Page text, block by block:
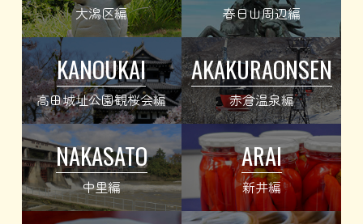
大潟区編 春日山周辺編
KANOUKAI
高田城址公園観桜会編
AKAKURAONSEN
赤倉温泉編
NAKASATO
中里編
ARAI
新井編